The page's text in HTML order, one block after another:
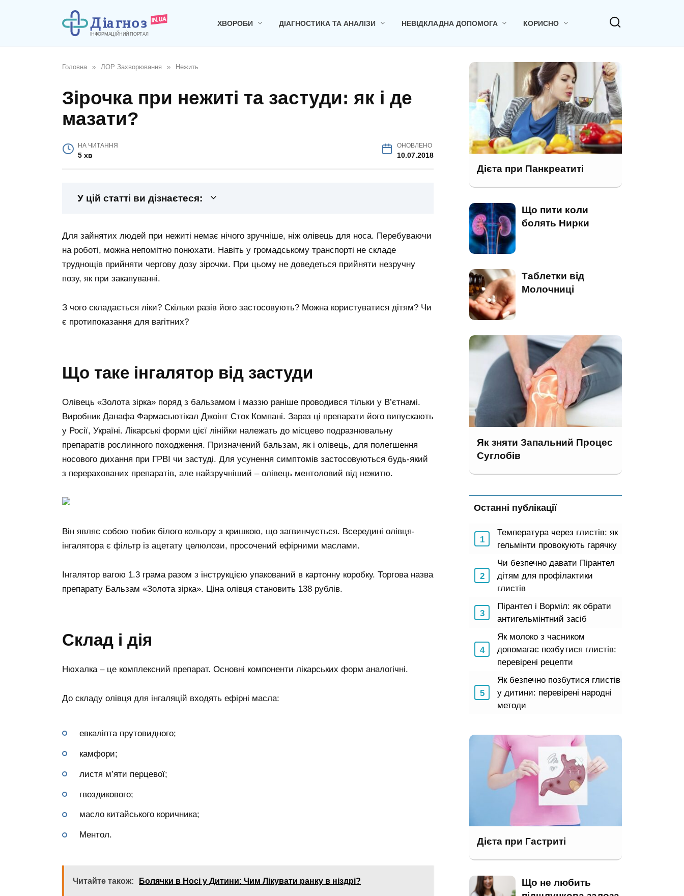
ХВОРОБИ ДІАГНОСТИКА ТА АНАЛІЗИ НЕВІДКЛАДНА ДОПОМОГА КОРИСНО
Головна » ЛОР Захворювання » Нежить
Зірочка при нежиті та застуди: як і де
мазати?
НА ЧИТАННЯ
5 хв
ОНОВЛЕНО
10.07.2018
У цій статті ви дізнаєтеся:
Для зайнятих людей при нежиті немає нічого зручніше, ніж олівець для носа. Перебуваючи
на роботі, можна непомітно понюхати. Навіть у громадському транспорті не складе
труднощів прийняти чергову дозу зірочки. При цьому не доведеться прийняти незручну
позу, як при закапуванні.
З чого складається ліки? Скільки разів його застосовують? Можна користуватися дітям? Чи
є протипоказання для вагітних?
Що таке інгалятор від застуди
Олівець «Золота зірка» поряд з бальзамом і маззю раніше проводився тільки у В’єтнамі.
Виробник Данафа Фармасьютікал Джоінт Сток Компані. Зараз ці препарати його випускають
у Росії, Україні. Лікарські форми цієї лінійки належать до місцево подразнювальну
препаратів рослинного походження. Призначений бальзам, як і олівець, для полегшення
носового дихання при ГРВІ чи застуді. Для усунення симптомів застосовуються будь-який
з перерахованих препаратів, але найзручніший – олівець ментоловий від нежитю.
Він являє собою тюбик білого кольору з кришкою, що загвинчується. Всередині олівця-
інгалятора є фільтр із ацетату целюлози, просочений ефірними маслами.
Інгалятор вагою 1.3 грама разом з інструкцією упакований в картонну коробку. Торгова назва
препарату Бальзам «Золота зірка». Ціна олівця становить 138 рублів.
Склад і дія
Нюхалка – це комплексний препарат. Основні компоненти лікарських форм аналогічні.
До складу олівця для інгаляцій входять ефірні масла:
евкаліпта прутовидного;
камфори;
листя м’яти перцевої;
гвоздикового;
масло китайського коричника;
Ментол.
Читайте також: Болячки в Носі у Дитини: Чим Лікувати ранку в ніздрі?
Дієта при Панкреатиті
Що пити коли
болять Нирки
Таблетки від
Молочниці
Як зняти Запальний Процес
Суглобів
Останні публікації
Температура через глистів: як
гельмінти провокують гарячку
Чи безпечно давати Пірантел
дітям для профілактики
глистів
Пірантел і Ворміл: як обрати
антигельмінтний засіб
Як молоко з часником
допомагає позбутися глистів:
перевірені рецепти
Як безпечно позбутися глистів
у дитини: перевірені народні
методи
Дієта при Гастриті
Що не любить